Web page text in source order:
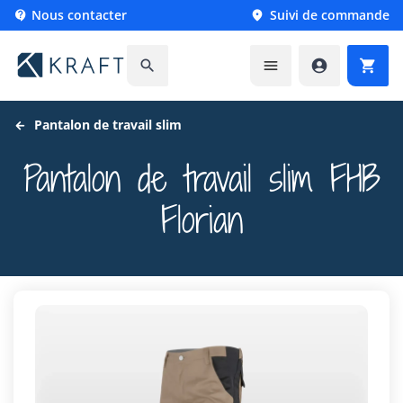
 Nous contacter  Suivi de commande
   
Pantalon de travail slim
Pantalon de travail slim FHB
Florian